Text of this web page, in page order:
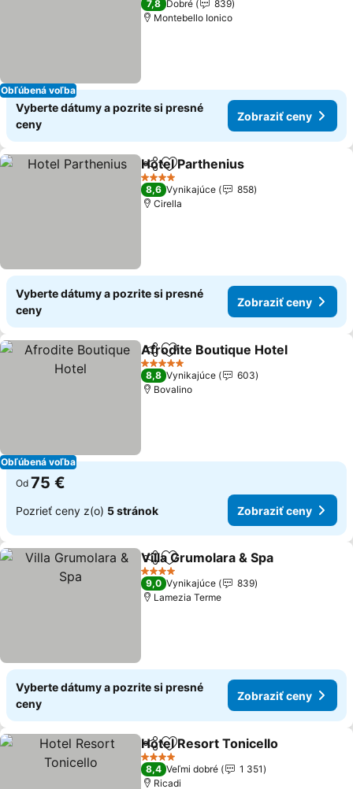
Obľúbená voľba
7,8 Dobré
839
Montebello Ionico
Vyberte dátumy a pozrite si presné
ceny
Zobraziť ceny
ZdieľaťPridať do obľúbených
Hotel Parthenius
4 Počet hviezdičiek
8,6 Vynikajúce
858
Cirella
Vyberte dátumy a pozrite si presné
ceny
Zobraziť ceny
Obľúbená voľba
ZdieľaťPridať do obľúbených
Afrodite Boutique Hotel
5 Počet hviezdičiek
8,8 Vynikajúce
603
Bovalino
Od 75 €
Pozrieť ceny z(o) 5 stránok Zobraziť ceny
ZdieľaťPridať do obľúbených
Villa Grumolara & Spa
4 Počet hviezdičiek
9,0 Vynikajúce
839
Lamezia Terme
Vyberte dátumy a pozrite si presné
ceny
Zobraziť ceny
ZdieľaťPridať do obľúbených
Hotel Resort Tonicello
4 Počet hviezdičiek
8,4 Veľmi dobré
1 351
Ricadi